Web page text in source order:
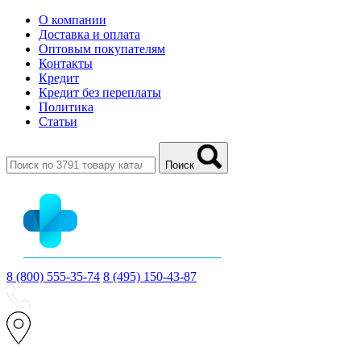
О компании
Доставка и оплата
Оптовым покупателям
Контакты
Кредит
Кредит без переплаты
Политика
Статьи
Поиск
8 (800) 555-35-74 8 (495) 150-43-87